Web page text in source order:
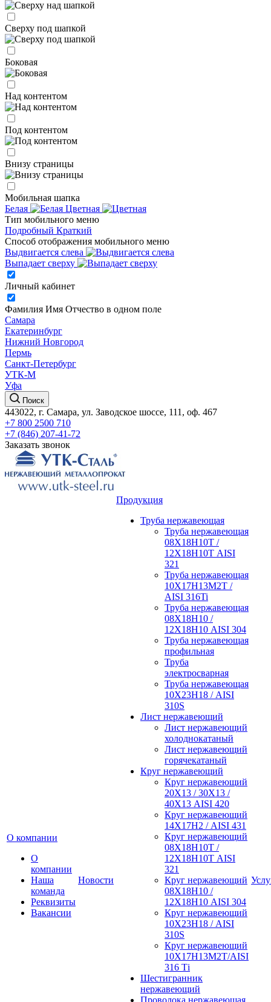
Сверху под шапкой
Боковая
Над контентом
Под контентом
Внизу страницы
Мобильная шапка
Белая
Цветная
Тип мобильного меню
Подробный Краткий
Способ отображения мобильного меню
Выдвигается слева
Выпадает сверху
Личный кабинет
Фамилия Имя Отчество в одном поле
Самара
Екатеринбург
Нижний Новгород
Пермь
Санкт-Петербург
УТК-М
Уфа
Поиск
443022, г. Самара, ул. Заводское шоссе, 111, оф. 467
+7 800 2500 710
+7 (846) 207-41-72
Заказать звонок
О компании
О
компании
Наша
команда
Реквизиты
Вакансии
Новости
Продукция
Труба нержавеющая
Труба нержавеющая
08Х18Н10Т /
12Х18Н10Т AISI
321
Труба нержавеющая
10Х17Н13М2Т /
AISI 316Ti
Труба нержавеющая
08Х18Н10 /
12Х18Н10 AISI 304
Труба нержавеющая
профильная
Труба
электросварная
Труба нержавеющая
10Х23Н18 / AISI
310S
Лист нержавеющий
Лист нержавеющий
холоднокатаный
Лист нержавеющий
горячекатаный
Круг нержавеющий
Круг нержавеющий
20Х13 / 30Х13 /
40Х13 AISI 420
Круг нержавеющий
14Х17Н2 / AISI 431
Круг нержавеющий
08Х18Н10Т /
12Х18Н10Т AISI
321
Круг нержавеющий
08Х18Н10 /
12Х18Н10 AISI 304
Круг нержавеющий
10Х23Н18 / AISI
310S
Круг нержавеющий
10Х17Н13М2Т/AISI
316 Тi
Шестигранник
нержавеющий
Проволока нержавеющая